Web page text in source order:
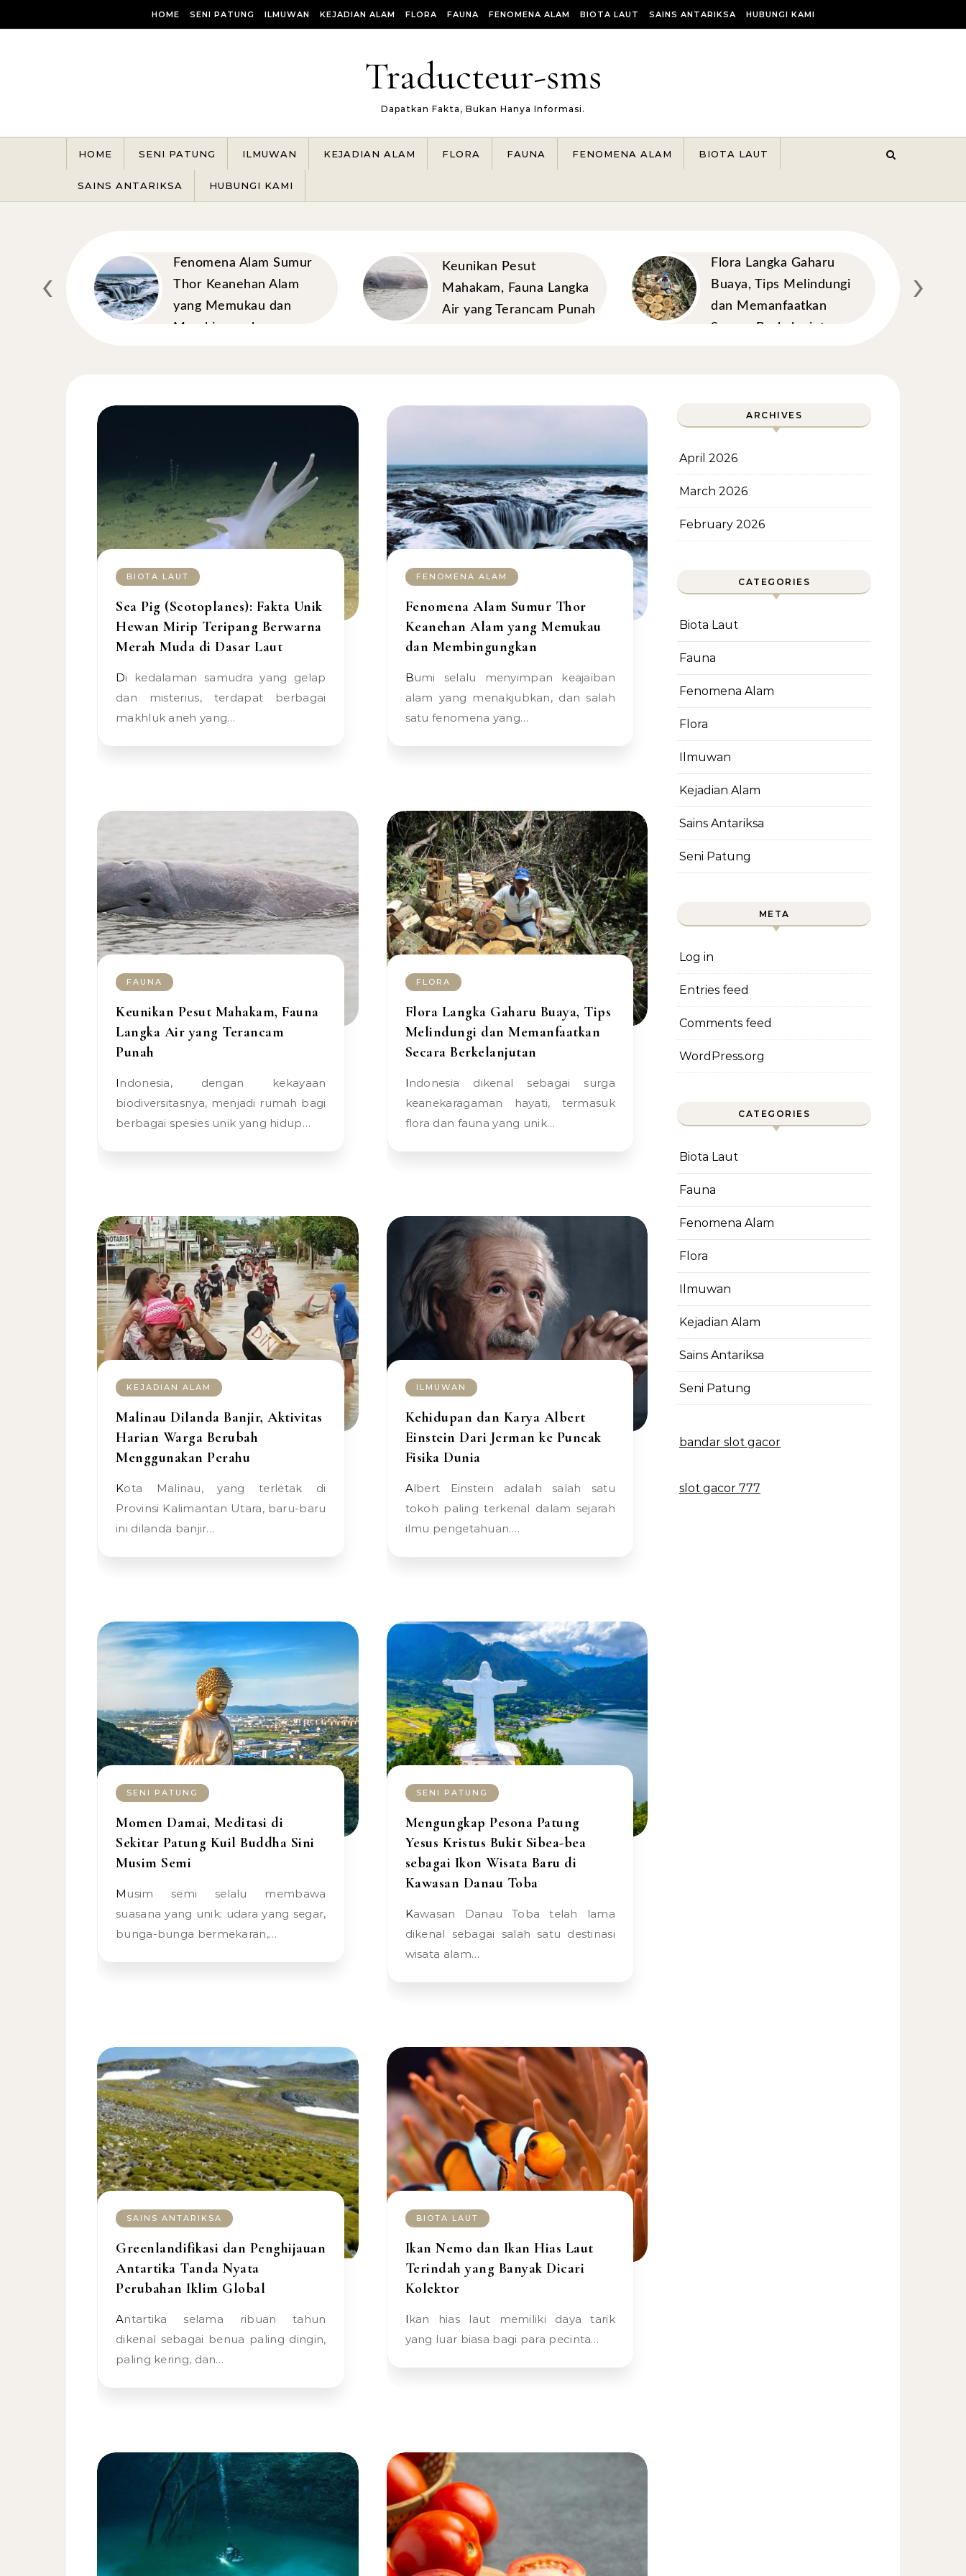
HOME SENI PATUNG ILMUWAN KEJADIAN ALAM FLORA FAUNA FENOMENA ALAM BIOTA LAUT SAINS ANTARIKSA HUBUNGI KAMI
Traducteur-sms
Dapatkan Fakta, Bukan Hanya Informasi.
HOME SENI PATUNG ILMUWAN KEJADIAN ALAM FLORA FAUNA FENOMENA ALAM BIOTA LAUT
SAINS ANTARIKSA HUBUNGI KAMI
Mirip
Fenomena Alam Sumur
Thor Keanehan Alam
yang Memukau dan
Membingungkan
Keunikan Pesut
Mahakam, Fauna Langka
Air yang Terancam Punah
Flora Langka Gaharu
Buaya, Tips Melindungi
dan Memanfaatkan
Secara Berkelanjutan
‹ ›
BIOTA LAUT
Sea Pig (Scotoplanes): Fakta Unik
Hewan Mirip Teripang Berwarna
Merah Muda di Dasar Laut
Di kedalaman samudra yang gelap
dan misterius, terdapat berbagai
makhluk aneh yang…
FENOMENA ALAM
Fenomena Alam Sumur Thor
Keanehan Alam yang Memukau
dan Membingungkan
Bumi selalu menyimpan keajaiban
alam yang menakjubkan, dan salah
satu fenomena yang…
FAUNA
Keunikan Pesut Mahakam, Fauna
Langka Air yang Terancam
Punah
Indonesia, dengan kekayaan
biodiversitasnya, menjadi rumah bagi
berbagai spesies unik yang hidup…
FLORA
Flora Langka Gaharu Buaya, Tips
Melindungi dan Memanfaatkan
Secara Berkelanjutan
Indonesia dikenal sebagai surga
keanekaragaman hayati, termasuk
flora dan fauna yang unik…
KEJADIAN ALAM
Malinau Dilanda Banjir, Aktivitas
Harian Warga Berubah
Menggunakan Perahu
Kota Malinau, yang terletak di
Provinsi Kalimantan Utara, baru-baru
ini dilanda banjir…
ILMUWAN
Kehidupan dan Karya Albert
Einstein Dari Jerman ke Puncak
Fisika Dunia
Albert Einstein adalah salah satu
tokoh paling terkenal dalam sejarah
ilmu pengetahuan.…
SENI PATUNG
Momen Damai, Meditasi di
Sekitar Patung Kuil Buddha Sini
Musim Semi
Musim semi selalu membawa
suasana yang unik: udara yang segar,
bunga-bunga bermekaran,…
SENI PATUNG
Mengungkap Pesona Patung
Yesus Kristus Bukit Sibea-bea
sebagai Ikon Wisata Baru di
Kawasan Danau Toba
Kawasan Danau Toba telah lama
dikenal sebagai salah satu destinasi
wisata alam…
SAINS ANTARIKSA
Greenlandifikasi dan Penghijauan
Antartika Tanda Nyata
Perubahan Iklim Global
Antartika selama ribuan tahun
dikenal sebagai benua paling dingin,
paling kering, dan…
BIOTA LAUT
Ikan Nemo dan Ikan Hias Laut
Terindah yang Banyak Dicari
Kolektor
Ikan hias laut memiliki daya tarik
yang luar biasa bagi para pecinta…
ARCHIVES
April 2026
March 2026
February 2026
CATEGORIES
Biota Laut
Fauna
Fenomena Alam
Flora
Ilmuwan
Kejadian Alam
Sains Antariksa
Seni Patung
META
Log in
Entries feed
Comments feed
WordPress.org
CATEGORIES
Biota Laut
Fauna
Fenomena Alam
Flora
Ilmuwan
Kejadian Alam
Sains Antariksa
Seni Patung
bandar slot gacor
slot gacor 777